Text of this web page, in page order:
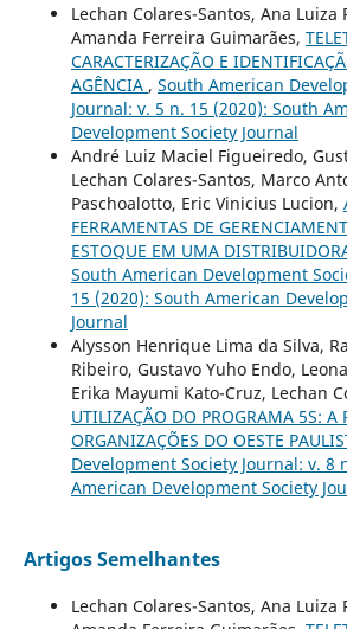
Lechan Colares-Santos, Ana Luiza
Amanda Ferreira Guimarães,
CARACTERIZAÇÃO E
AGÊNCIA , South American
Journal: v. 5 n. 15 (2020): South
Development Society Journal
André Luiz Maciel Figueiredo,
Lechan Colares-Santos, Marco
Paschoalotto, Eric Vinicius Lucion,
FERRAMENTAS DE
ESTOQUE EM UMA
South American Development
15 (2020): South American
Journal
Alysson Henrique Lima da Silva,
Ribeiro, Gustavo Yuho Endo,
Erika Mayumi Kato-Cruz, Lechan
UTILIZAÇÃO DO PROGRAMA 5S: A
ORGANIZAÇÕES DO OESTE
Development Society Journal: v. 8
American Development Society
Artigos Semelhantes
Lechan Colares-Santos, Ana Luiza